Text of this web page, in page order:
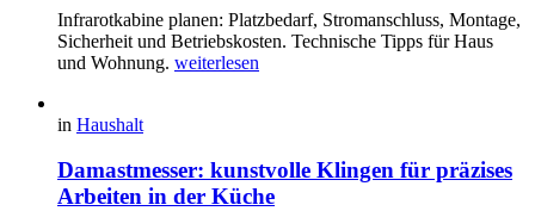
Infrarotkabine planen: Platzbedarf, Stromanschluss, Montage,
Sicherheit und Betriebskosten. Technische Tipps für Haus
und Wohnung. weiterlesen
in Haushalt
Damastmesser: kunstvolle Klingen für präzises
Arbeiten in der Küche